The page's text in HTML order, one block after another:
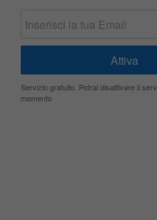
Servizio gratuito. Potrai disattivare il
momento